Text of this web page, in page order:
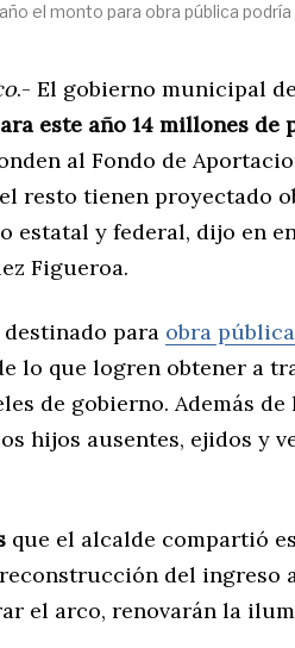
el monto para obra pública
.- El gobierno municipal
este año 14 millones de
al Fondo de
resto tienen proyectado
estatal y federal, dijo en
Figueroa.
destinado para obra pública
lo que logren obtener a
de gobierno. Además
hijos ausentes, ejidos y
que el alcalde compartió
del ingreso
el arco, renovarán la